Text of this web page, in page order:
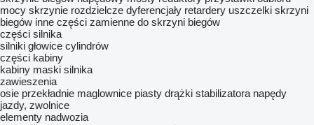
mocy skrzynie rozdzielcze dyferencjały retardery uszczelki skrzyni
biegów inne części zamienne do skrzyni biegów
części silnika
silniki głowice cylindrów
części kabiny
kabiny maski silnika
zawieszenia
osie przekładnie maglownice piasty drążki stabilizatora napędy
jazdy, zwolnice
elementy nadwozia